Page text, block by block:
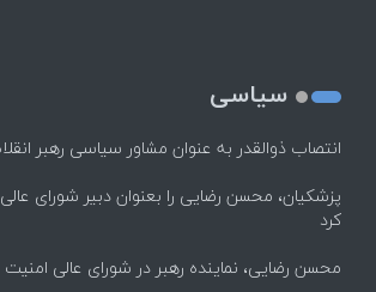
سیاسی
انتصاب ذوالقدر به عنوان مشاور سیاسی رهبر
پزشکیان، محسن رضایی را بعنوان دبیر شورای
کرد
محسن رضایی، نماینده رهبر در شورای عالی